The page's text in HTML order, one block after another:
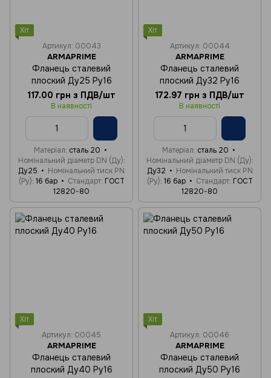
Хіт
Артикул: 00043
ARMAPRIME
Фланець сталевий
плоский Ду25 Ру16
117.00 грн з ПДВ/шт
В наявності
Матеріал сталь 20
Номінальний діаметр DN (Ду)
Ду25
Номінальний тиск PN
(Ру) 16 бар Стандарт ГОСТ
12820-80
Хіт
Артикул: 00044
ARMAPRIME
Фланець сталевий
плоский Ду32 Ру16
172.97 грн з ПДВ/шт
В наявності
Матеріал сталь 20
Номінальний діаметр DN (Ду)
Ду32
Номінальний тиск PN
(Ру) 16 бар Стандарт ГОСТ
12820-80
Хіт
Артикул: 00045
ARMAPRIME
Фланець сталевий
плоский Ду40 Ру16
Хіт
Артикул: 00046
ARMAPRIME
Фланець сталевий
плоский Ду50 Ру16